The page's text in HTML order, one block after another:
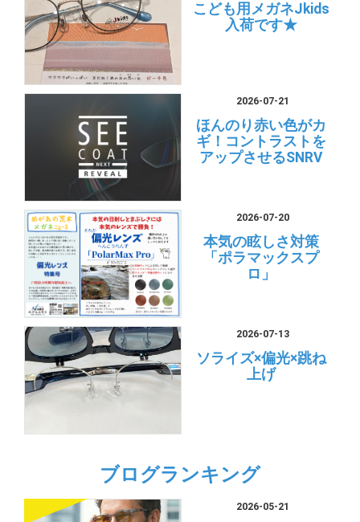
こども用メガネJkids
入荷です★
2026-07-21
ほんのり赤い色がカ
ギ！コントラストを
アップさせるSNRV
2026-07-20
本気の眩しさ対策
「ポラマックスプ
ロ」
2026-07-13
ソライズ×偏光×跳ね
上げ
ブログランキング
2026-05-21